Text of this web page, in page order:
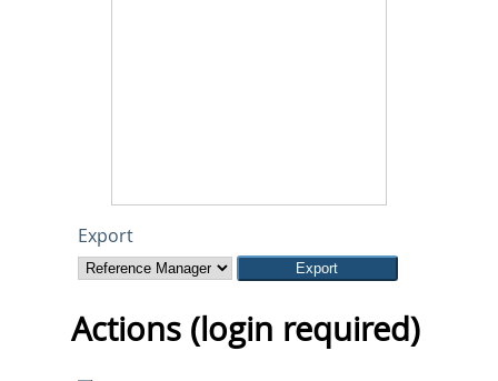
Export
Actions (login required)